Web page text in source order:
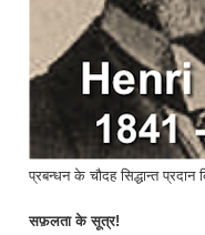
प्रबन्धन के चौदह सिद्धान्त प्रदान
सफ़लता के सूत्र!